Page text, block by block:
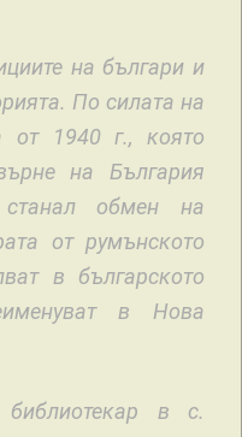
на българи и
По силата на
от 1940 г., която
на България
обмен на
от румънското
в българското
в Нова
в с.